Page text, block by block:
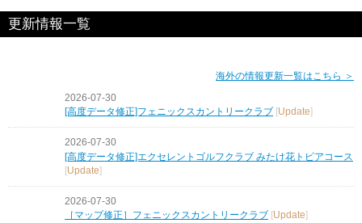
更新情報一覧
海外の情報更新一覧はこちら ＞
2026-07-30
[高度データ修正]フェニックスカントリークラブ
Update
2026-07-30
[高度データ修正]エクセレントゴルフクラブ みたけ花トピアコース
[Update]
2026-07-30
［マップ修正］フェニックスカントリークラブ [Update]